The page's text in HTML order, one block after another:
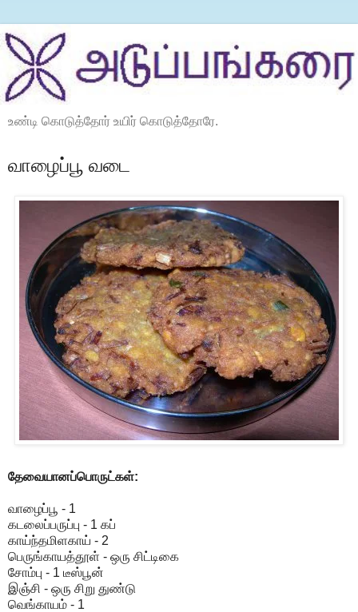
உண்டி கொடுத்தோர் உயிர் கொடுத்தோரே.
வாழைப்பூ வடை
தேவையானப்பொருட்கள்:
வாழைப்பூ - 1
கடலைப்பருப்பு - 1 கப்
காய்ந்தமிளகாய் - 2
பெருங்காயத்தூள் - ஒரு சிட்டிகை
சோம்பு - 1 டீஸ்பூன்
இஞ்சி - ஒரு சிறு துண்டு
வெங்காயம் - 1